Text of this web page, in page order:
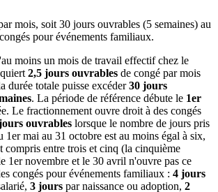
mois, soit 30 jours ouvrables (5 semaines) au
pour événements familiaux.
moins un mois de travail effectif chez le
2,5 jours ouvrables de congé par mois
durée totale puisse excéder30 jours
. La période de référence débute le 1er
Le fractionnement ouvre droit à des congés
ouvrables lorsque le nombre de jours pris
1er mai au 31 octobre est au moins égal à six,
compris entre trois et cinq (la cinquième
1er novembre et le 30 avril n'ouvre pas ce
congés pour événements familiaux : 4 jours
3 jours par naissance ou adoption, 2